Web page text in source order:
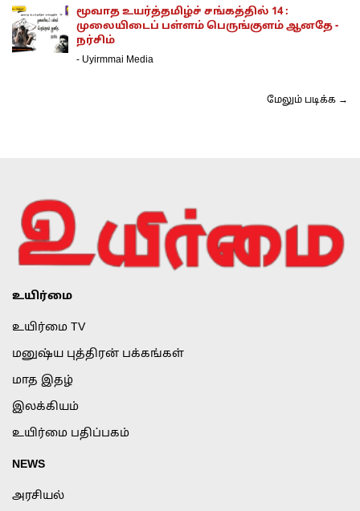
மூவாத உயர்த்தமிழ்ச் சங்கத்தில் 14 :
முலையிடைப் பள்ளம் பெருங்குளம் ஆனதே -
நர்சிம்
- Uyirmmai Media
மேலும் படிக்க →
உயிர்மை
உயிர்மை TV
மனுஷ்ய புத்திரன் பக்கங்கள்
மாத இதழ்
இலக்கியம்
உயிர்மை பதிப்பகம்
NEWS
அரசியல்